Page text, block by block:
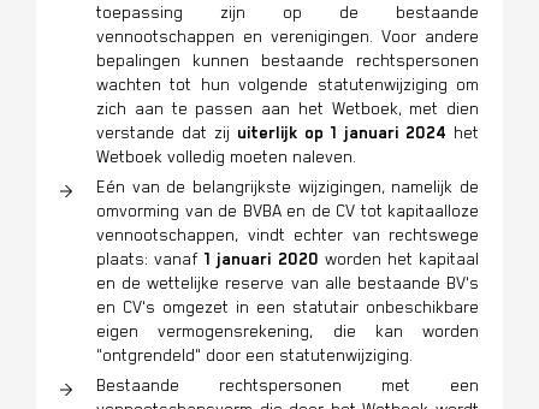
toepassing zijn op de bestaande
vennootschappen en verenigingen. Voor andere
bepalingen kunnen bestaande rechtspersonen
wachten tot hun volgende statutenwijziging om
zich aan te passen aan het Wetboek, met dien
verstande dat zij uiterlijk op 1 januari 2024 het
Wetboek volledig moeten naleven.
Eén van de belangrijkste wijzigingen, namelijk de
omvorming van de BVBA en de CV tot kapitaalloze
vennootschappen, vindt echter van rechtswege
plaats: vanaf 1 januari 2020 worden het kapitaal
en de wettelijke reserve van alle bestaande BV's
en CV's omgezet in een statutair onbeschikbare
eigen vermogensrekening, die kan worden
"ontgrendeld" door een statutenwijziging.
Bestaande rechtspersonen met een